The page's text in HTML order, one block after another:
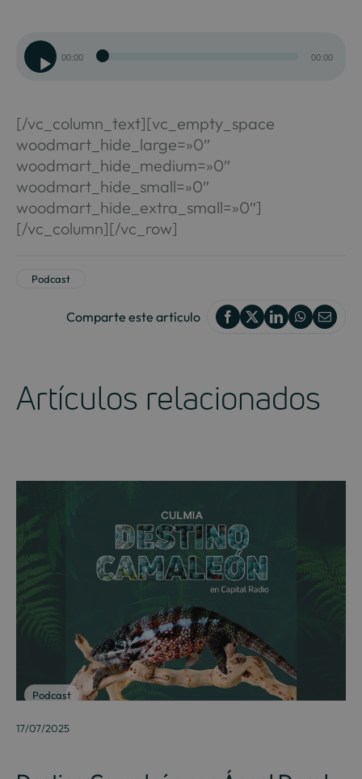
Reproductor
de
00:00 00:00
[/vc_column_text][vc_empty_space
woodmart_hide_large=»0″
woodmart_hide_medium=»0″
woodmart_hide_small=»0″
woodmart_hide_extra_small=»0″]
[/vc_column][/vc_row]
Podcast
Comparte este artículo
Artículos relacionados
Podcast
17/07/2025